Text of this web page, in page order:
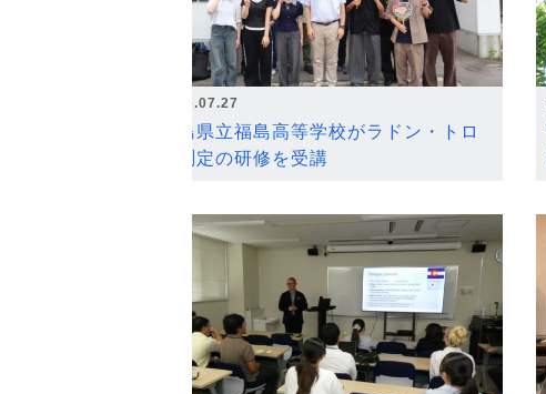
2026.07.27
福島県立福島高等学校がラドン・トロ
ン測定の研修を受講